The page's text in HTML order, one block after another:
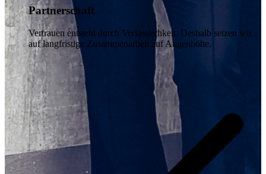
Partnerschaft
Vertrauen entsteht durch Verlässlichkeit. Deshalb setzen wir
auf langfristige Zusammenarbeit auf Augenhöhe.